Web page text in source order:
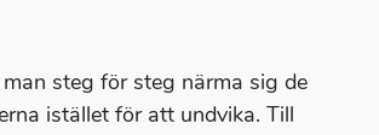
man steg för steg närma sig de
istället för att undvika. Till